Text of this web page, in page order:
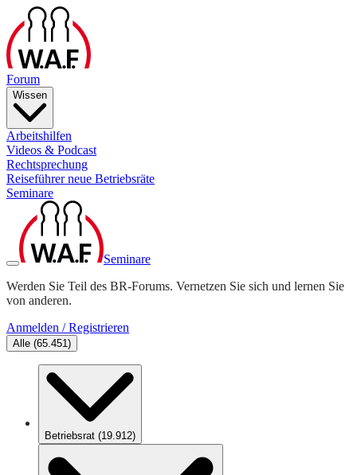
Forum
Wissen
Arbeitshilfen
Videos & Podcast
Rechtsprechung
Reiseführer neue Betriebsräte
Seminare
Seminare
Werden Sie Teil des BR-Forums. Vernetzen Sie sich und lernen Sie
von anderen.
Anmelden / Registrieren
Alle (65.451)
Betriebsrat (19.912)